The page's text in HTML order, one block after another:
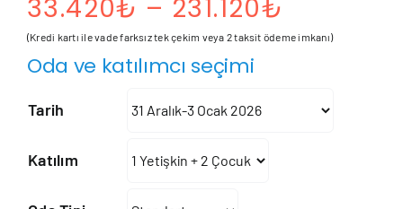
33.420₺ – 231.120₺
aralığı:
(Kredi kartı ile vade farksız tek çekim veya 2 taksit ödeme imkanı)
Oda ve katılımcı seçimi
Tarih
Katılım